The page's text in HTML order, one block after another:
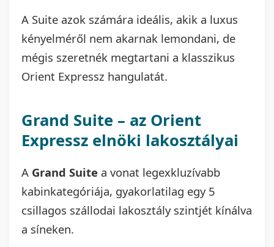
A Suite azok számára ideális, akik a luxus
kényelméről nem akarnak lemondani, de
mégis szeretnék megtartani a klasszikus
Orient Expressz hangulatát.
Grand Suite – az Orient
Expressz elnöki lakosztályai
A Grand Suite a vonat legexkluzívabb
kabinkategóriája, gyakorlatilag egy 5
csillagos szállodai lakosztály szintjét kínálva
a síneken.